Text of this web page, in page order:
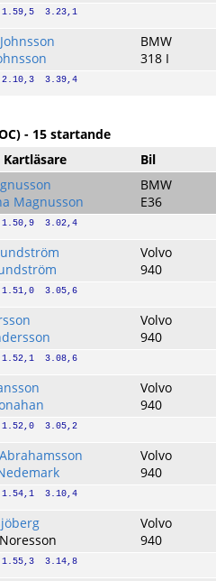
3.23,1
BMW
318 I
3.39,4
- 15 startande
Bil
Magnusson
BMW
E36
3.02,4
Volvo
940
3.05,6
Volvo
940
3.08,6
Volvo
940
3.05,2
Volvo
940
3.10,4
Volvo
940
3.14,8